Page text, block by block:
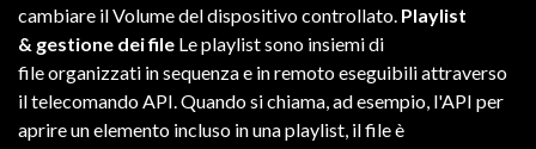
cambiare ilVolumedeldispositivocontrollato. Playlist
& gestione dei file Le playlistsono insiemidi
fileorganizzati insequenzae in remotoeseguibiliattraverso
iltelecomandoAPI.Quandosichiama,adesempio, l'API per
aprireunelemento incluso inunaplaylist, ilfileè